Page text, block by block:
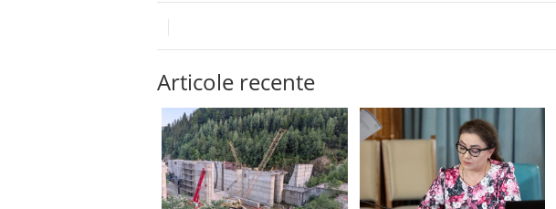
Articole recente